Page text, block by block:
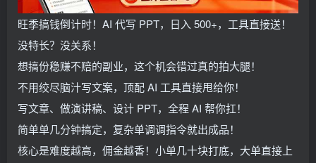
旺季搞钱倒计时！AI 代写 PPT，日入 500+，工具直接送！
没特长？没关系！
想搞份稳赚不赔的副业，这个机会错过真的拍大腿！
不用绞尽脑汁写文案，顶配 AI 工具直接甩给你！
写文章、做演讲稿、设计 PPT，全程 AI 帮你扛！
简单单几分钟搞定，复杂单调调指令就出成品！
核心是难度越高，佣金越香！小单几十块打底，大单直接上